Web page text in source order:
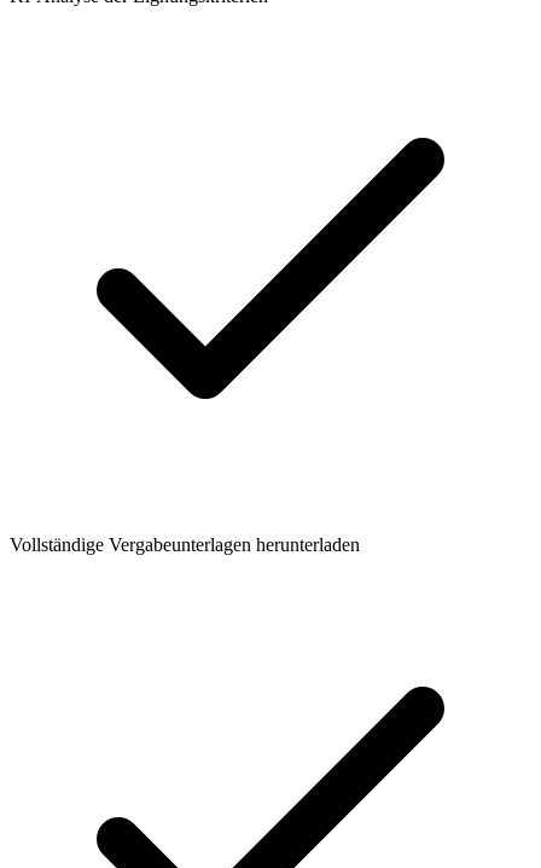
Vollständige Vergabeunterlagen herunterladen